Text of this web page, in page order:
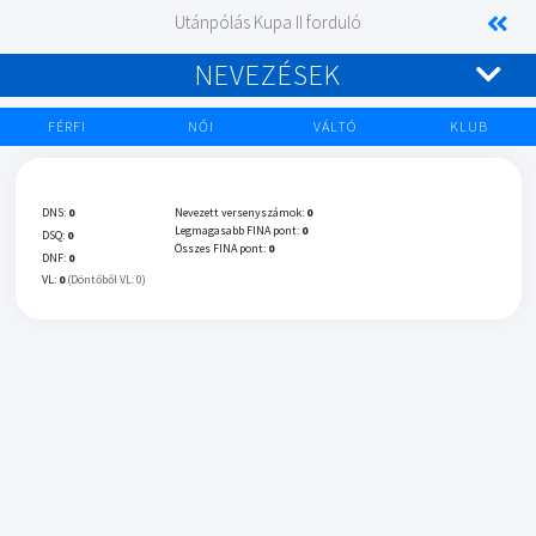
Utánpólás Kupa II forduló
NEVEZÉSEK
FÉRFI NŐI VÁLTÓ KLUB
DNS: 0
DSQ: 0
DNF: 0
VL: 0 (Döntőből VL: 0)
Nevezett versenyszámok: 0
Legmagasabb FINA pont: 0
Összes FINA pont: 0